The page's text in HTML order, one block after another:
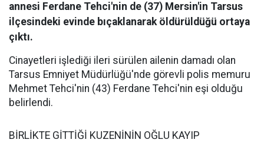
annesi Ferdane Tehci'nin de (37) Mersin'in Tarsus
ilçesindeki evinde bıçaklanarak öldürüldüğü ortaya
çıktı.
Cinayetleri işlediği ileri sürülen ailenin damadı olan
Tarsus Emniyet Müdürlüğü'nde görevli polis memuru
Mehmet Tehci'nin (43) Ferdane Tehci'nin eşi olduğu
belirlendi.
BİRLİKTE GİTTİĞİ KUZENİNİN OĞLU KAYIP